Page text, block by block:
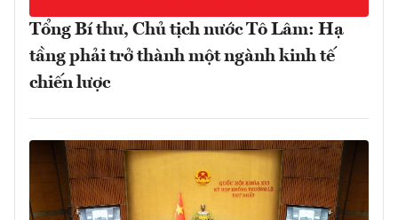
Tổng Bí thư, Chủ tịch nước Tô Lâm: Hạ
tầng phải trở thành một ngành kinh tế
chiến lược